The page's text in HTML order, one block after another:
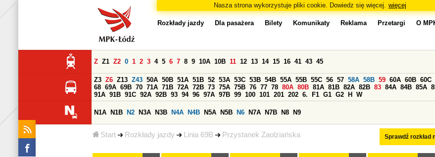
Nasza strona wykorzystuje pliki cookie. Dowiedz się więcej. więcej
Start Rozkłady jazdy Linia 69B Przystanek Zaolziańska
Rozkłady jazdy Dla pasażera Bilety Komunikaty Reklama Przetargi O
Sprawdź rozkład
Z Z1 Z2 0 1 2 3 4 5 6 7 8 9 10A 10B 11 12 13 14 15 16 41 43 45
Z3 Z6 Z13 Z43 50A 50B 51A 51B 52 53A 53C 53B 54B 55A 55B 55C 56 57 58A 58B 59 60A 60B 60C
68 69A 69B 70 71A 71B 72A 72B 73 75A 75B 76 77 78 80A 80B 81A 81B 82A 82B 83 84A 84B 85A
91A 91B 91C 92A 92B 93 94 96 97A 97B 99 100 101 201 202 6. F1 G1 G2 H W
N1A N1B N2 N3A N3B N4A N4B N5A N5B N6 N7A N7B N8 N9